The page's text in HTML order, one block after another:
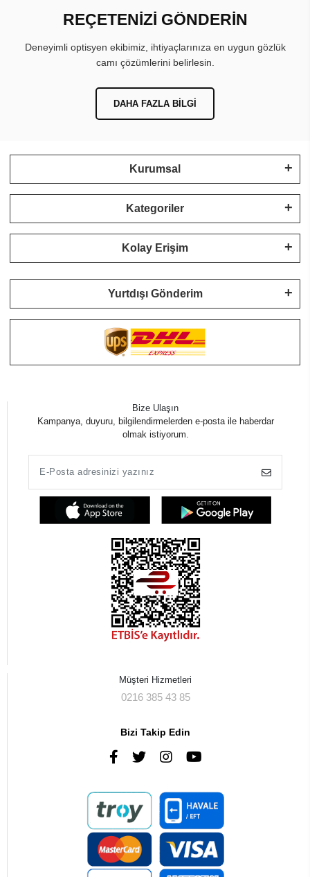
REÇETENİZİ GÖNDERİN
Deneyimli optisyen ekibimiz, ihtiyaçlarınıza en uygun gözlük
camı çözümlerini belirlesin.
DAHA FAZLA BILGI
Kurumsal
Kategoriler
Kolay Erişim
Yurtdışı Gönderim
Bize Ulaşın
Kampanya, duyuru, bilgilendirmelerden e-posta ile haberdar
olmak istiyorum.
Müşteri Hizmetleri
0216 385 43 85
Bizi Takip Edin